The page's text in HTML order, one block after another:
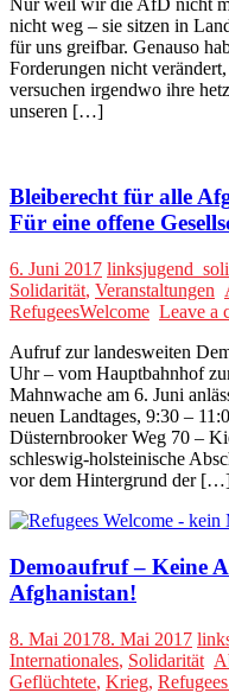
nicht weg – sie sitzen in
für uns greifbar. Genauso
Forderungen nicht
versuchen irgendwo ihre
unseren […]
Bleiberecht für alle
Für eine offene
6. Juni 2017
Solidarität, Veranstaltungen
RefugeesWelcome Leave a
Aufruf zur landesweiten
Uhr – vom Hauptbahnhof
Mahnwache am 6. Juni
neuen Landtages, 9:30 –
Düsternbrooker Weg 70 –
schleswig-holsteinische
vor dem Hintergrund der
Demoaufruf – Keine
Afghanistan!
8. Mai 20178. Mai 2017
Internationales, Solidarität
Geflüchtete, Krieg,